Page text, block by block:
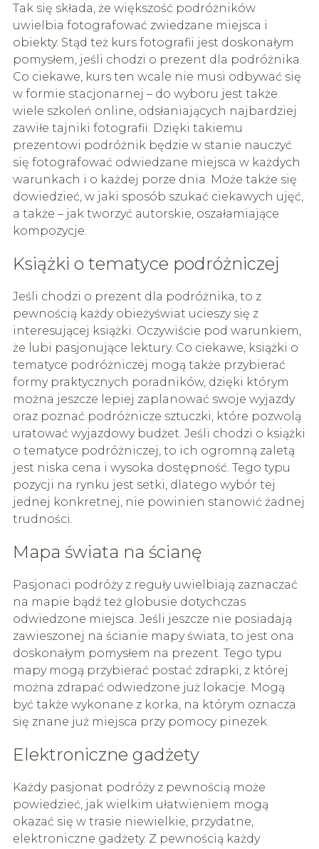
Tak się składa, że większość podróżników
uwielbia fotografować zwiedzane miejsca i
obiekty. Stąd też kurs fotografii jest doskonałym
pomysłem, jeśli chodzi o prezent dla podróżnika.
Co ciekawe, kurs ten wcale nie musi odbywać się
w formie stacjonarnej – do wyboru jest także
wiele szkoleń online, odsłaniających najbardziej
zawiłe tajniki fotografii. Dzięki takiemu
prezentowi podróżnik będzie w stanie nauczyć
się fotografować odwiedzane miejsca w każdych
warunkach i o każdej porze dnia. Może także się
dowiedzieć, w jaki sposób szukać ciekawych ujęć,
a także – jak tworzyć autorskie, oszałamiające
kompozycje.
Książki o tematyce podróżniczej
Jeśli chodzi o prezent dla podróżnika, to z
pewnością każdy obieżyświat ucieszy się z
interesującej książki. Oczywiście pod warunkiem,
że lubi pasjonujące lektury. Co ciekawe, książki o
tematyce podróżniczej mogą także przybierać
formy praktycznych poradników, dzięki którym
można jeszcze lepiej zaplanować swoje wyjazdy
oraz poznać podróżnicze sztuczki, które pozwolą
uratować wyjazdowy budżet. Jeśli chodzi o książki
o tematyce podróżniczej, to ich ogromną zaletą
jest niska cena i wysoka dostępność. Tego typu
pozycji na rynku jest setki, dlatego wybór tej
jednej konkretnej, nie powinien stanowić żadnej
trudności.
Mapa świata na ścianę
Pasjonaci podróży z reguły uwielbiają zaznaczać
na mapie bądź też globusie dotychczas
odwiedzone miejsca. Jeśli jeszcze nie posiadają
zawieszonej na ścianie mapy świata, to jest ona
doskonałym pomysłem na prezent. Tego typu
mapy mogą przybierać postać zdrapki, z której
można zdrapać odwiedzone już lokacje. Mogą
być także wykonane z korka, na którym oznacza
się znane już miejsca przy pomocy pinezek.
Elektroniczne gadżety
Każdy pasjonat podróży z pewnością może
powiedzieć, jak wielkim ułatwieniem mogą
okazać się w trasie niewielkie, przydatne,
elektroniczne gadżety. Z pewnością każdy